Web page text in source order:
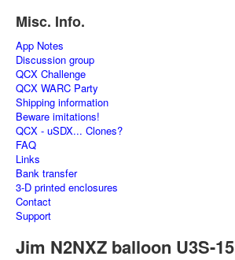
Misc. Info.
App Notes
Discussion group
QCX Challenge
QCX WARC Party
Shipping information
Beware imitations!
QCX - uSDX... Clones?
FAQ
Links
Bank transfer
3-D printed enclosures
Contact
Support
Jim N2NXZ balloon U3S-15